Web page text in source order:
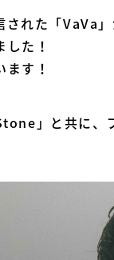
された「VaVa
た！
す！
」と共に、